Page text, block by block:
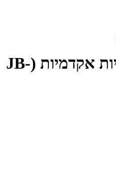
רכז/ת נסיעות וזכויות אקדמיות (JB-